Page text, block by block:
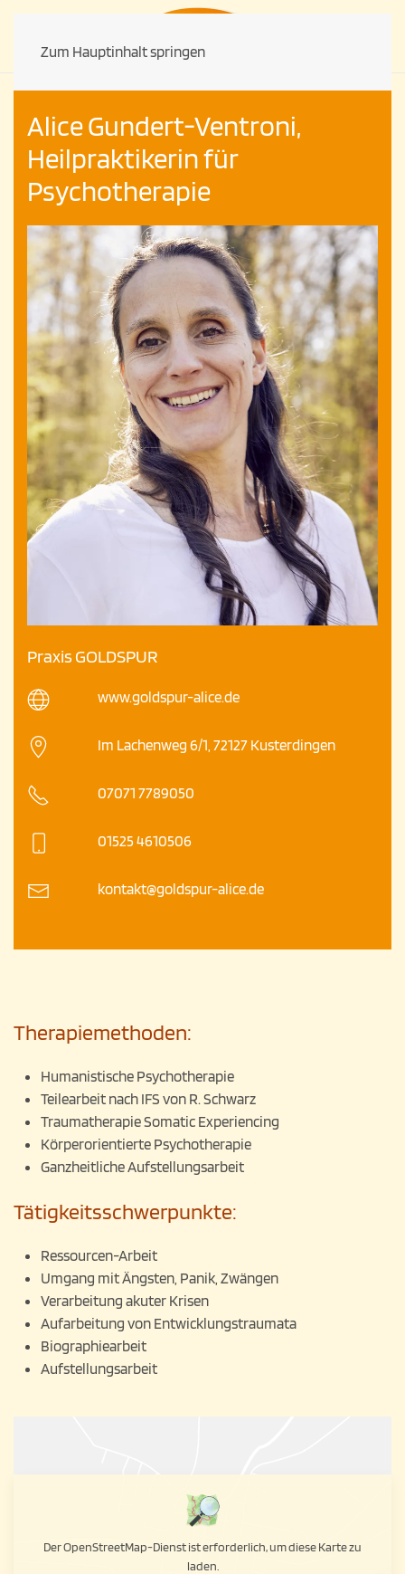
Zum Hauptinhalt springen
Therapiemethoden:
Humanistische Psychotherapie
Teilearbeit nach IFS von R. Schwarz
Traumatherapie Somatic Experiencing
Körperorientierte Psychotherapie
Ganzheitliche Aufstellungsarbeit
Tätigkeitsschwerpunkte:
Ressourcen-Arbeit
Umgang mit Ängsten, Panik, Zwängen
Verarbeitung akuter Krisen
Aufarbeitung von Entwicklungstraumata
Biographiearbeit
Aufstellungsarbeit
Der OpenStreetMap-Dienst ist erforderlich, um diese Karte zu
laden.
Alice Gundert-Ventroni,
Heilpraktikerin für
Psychotherapie
Praxis GOLDSPUR
www.goldspur-alice.de
Im Lachenweg 6/1, 72127 Kusterdingen
07071 7789050
01525 4610506
kontakt@goldspur-alice.de